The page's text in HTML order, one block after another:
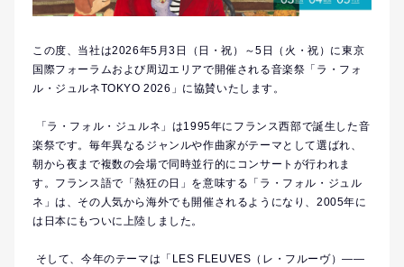
この度、当社は2026年5月3日（日・祝）～5日（火・祝）に東京
国際フォーラムおよび周辺エリアで開催される音楽祭「ラ・フォ
ル・ジュルネTOKYO 2026」に協賛いたします。
「ラ・フォル・ジュルネ」は1995年にフランス西部で誕生した音
楽祭です。毎年異なるジャンルや作曲家がテーマとして選ばれ、
朝から夜まで複数の会場で同時並行的にコンサートが行われま
す。フランス語で「熱狂の日」を意味する「ラ・フォル・ジュル
ネ」は、その人気から海外でも開催されるようになり、2005年に
は日本にもついに上陸しました。
そして、今年のテーマは「LES FLEUVES（レ・フルーヴ）――